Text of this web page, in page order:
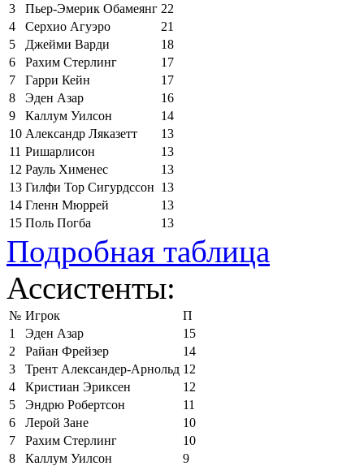
3
Пьер-Эмерик Обамеянг 22
4
Серхио Агуэро
21
5
Джейми Варди
18
6
Рахим Стерлинг
17
7
Гарри Кейн
17
8
Эден Азар
16
9
Каллум Уилсон
14
10 Александр Ляказетт
13
11 Ришарлисон
13
12 Рауль Хименес
13
13 Гилфи Тор Сигурдссон 13
14 Гленн Мюррей
13
15 Поль Погба 13
Подробная таблица
Ассистенты:
№ Игрок
П
1
Эден Азар
15
2
Райан Фрейзер
14
3
Трент Александер-Арнольд 12
4
Кристиан Эриксен
12
5
Эндрю Робертсон
11
6
Лерой Зане
10
7
Рахим Стерлинг
10
8
Каллум Уилсон
9